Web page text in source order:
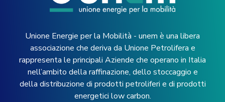
Unione Energie per la Mobilità - unem è una libera
associazione che deriva da Unione Petrolifera e
rappresenta le principali Aziende che operano in Italia
nell’ambito della raffinazione, dello stoccaggio e
della distribuzione di prodotti petroliferi e di prodotti
energetici low carbon.